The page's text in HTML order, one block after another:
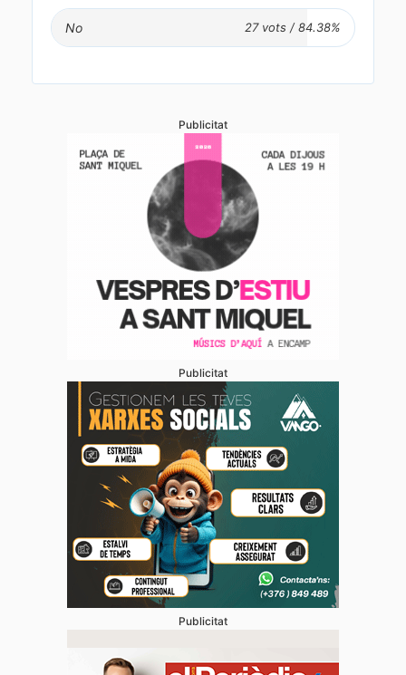
No
Publicitat
Publicitat
Publicitat